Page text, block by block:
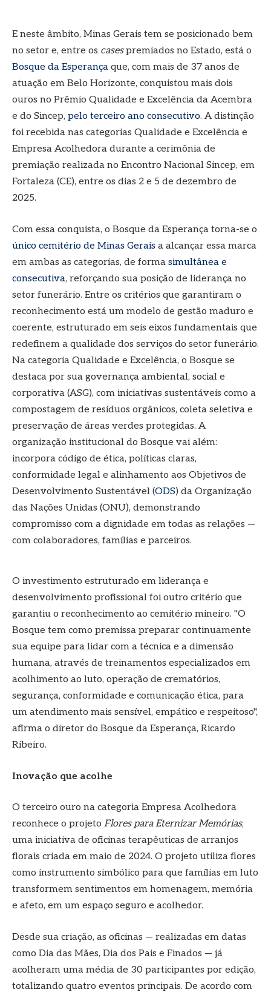
E neste âmbito, Minas Gerais tem se posicionado bem
no setor e, entre os casespremiados no Estado, está o
Bosque da Esperança que, com mais de 37 anos de
atuação em Belo Horizonte, conquistou mais dois
ouros no Prêmio Qualidade e Excelência da Acembra
e do Sincep, pelo terceiro ano consecutivo. A distinção
foi recebida nas categorias Qualidade e Excelência e
Empresa Acolhedora durante a cerimônia de
premiação realizada no Encontro Nacional Sincep, em
Fortaleza (CE), entre os dias 2 e 5 de dezembro de
2025.
Com essa conquista, o Bosque da Esperança torna-se o
único cemitério de Minas Gerais a alcançar essa marca
em ambas as categorias, de forma simultânea e
consecutiva, reforçando sua posição de liderança no
setor funerário. Entre os critérios que garantiram o
reconhecimento está um modelo de gestão maduro e
coerente, estruturado em seis eixos fundamentais que
redefinem a qualidade dos serviços do setor funerário.
Na categoria Qualidade e Excelência, o Bosque se
destaca por sua governança ambiental, social e
corporativa (ASG), com iniciativas sustentáveis como a
compostagem de resíduos orgânicos, coleta seletiva e
preservação de áreas verdes protegidas. A
organização institucional do Bosque vai além:
incorpora código de ética, políticas claras,
conformidade legal e alinhamento aos Objetivos de
Desenvolvimento Sustentável (ODS) da Organização
das Nações Unidas (ONU), demonstrando
compromisso com a dignidade em todas as relações —
com colaboradores, famílias e parceiros.
O investimento estruturado em liderança e
desenvolvimento profissional foi outro critério que
garantiu o reconhecimento ao cemitério mineiro. "O
Bosque tem como premissa preparar continuamente
sua equipe para lidar com a técnica e a dimensão
humana, através de treinamentos especializados em
acolhimento ao luto, operação de crematórios,
segurança, conformidade e comunicação ética, para
um atendimento mais sensível, empático e respeitoso",
afirma o diretor do Bosque da Esperança, Ricardo
Ribeiro.
Inovação que acolhe
O terceiro ouro na categoria Empresa Acolhedora
reconhece o projeto Flores para Eternizar Memórias,
uma iniciativa de oficinas terapêuticas de arranjos
florais criada em maio de 2024. O projeto utiliza flores
como instrumento simbólico para que famílias em luto
transformem sentimentos em homenagem, memória
e afeto, em um espaço seguro e acolhedor.
Desde sua criação, as oficinas — realizadas em datas
como Dia das Mães, Dia dos Pais e Finados — já
acolheram uma média de 30 participantes por edição,
totalizando quatro eventos principais. De acordo com